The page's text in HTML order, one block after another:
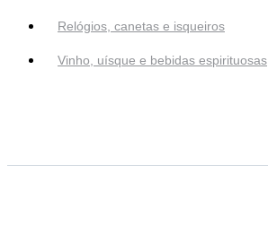
Relógios, canetas e isqueiros
Vinho, uísque e bebidas espirituosas